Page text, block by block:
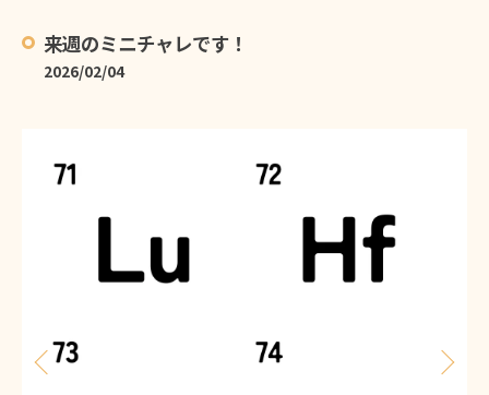
来週のミニチャレです！
2026/02/04